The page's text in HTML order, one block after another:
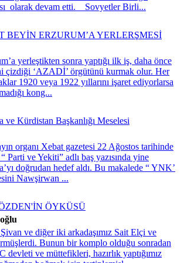
olarak devam etti. Sovyetler Birli...
BEYİN ERZURUM’A YERLERŞMESİ
yerleştikten sonra yaptığı ilk iş, daha önce
çizdiği ‘AZADİ’ örgütünü kurmak olur. Her
1920 veya 1922 yıllarını işaret ediyorlarsa
kong...
Kürdistan Başkanlığı Meselesi
organı Xebat gazetesi 22 Ağostos tarihinde
“ Parti ve Yekiti” adlı baş yazısında yine
doğrudan hedef aldı. Bu makalede “ YNK’
Nawşirwan ...
ÖYKÜSÜ
ve diğer iki arkadaşımız Sait Elçi ve
Bunun bir komplo olduğu sonradan
devleti ve müttefikleri, hazırlık yaptığımız